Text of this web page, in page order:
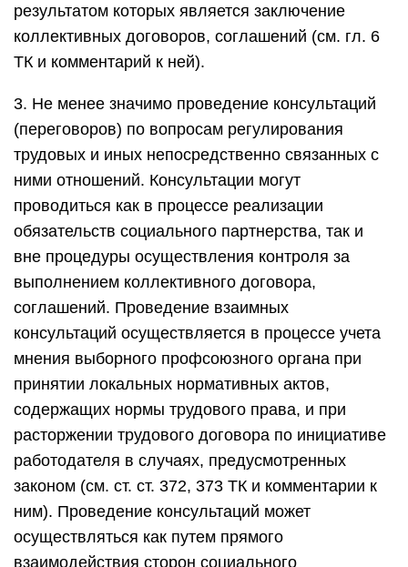
результатом которых является заключение
коллективных договоров, соглашений (см. гл. 6
ТК и комментарий к ней).
3. Не менее значимо проведение консультаций
(переговоров) по вопросам регулирования
трудовых и иных непосредственно связанных с
ними отношений. Консультации могут
проводиться как в процессе реализации
обязательств социального партнерства, так и
вне процедуры осуществления контроля за
выполнением коллективного договора,
соглашений. Проведение взаимных
консультаций осуществляется в процессе учета
мнения выборного профсоюзного органа при
принятии локальных нормативных актов,
содержащих нормы трудового права, и при
расторжении трудового договора по инициативе
работодателя в случаях, предусмотренных
законом (см. ст. ст. 372, 373 ТК и комментарии к
ним). Проведение консультаций может
осуществляться как путем прямого
взаимодействия сторон социального